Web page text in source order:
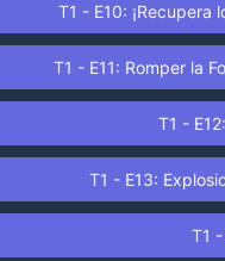
T1 - E10: ¡Recupera
T1 - E11: Romper la
T1 -
T1 - E13:
T1